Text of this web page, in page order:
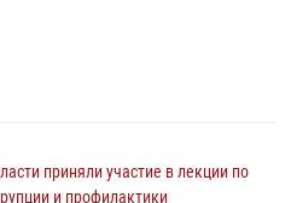
приняли участие в лекции по
и профилактики